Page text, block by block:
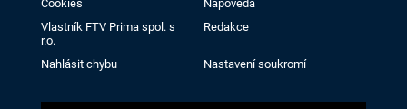
Cookies
Nápověda
Vlastník FTV Prima spol. s
r.o.
Redakce
Nahlásit chybu Nastavení soukromí